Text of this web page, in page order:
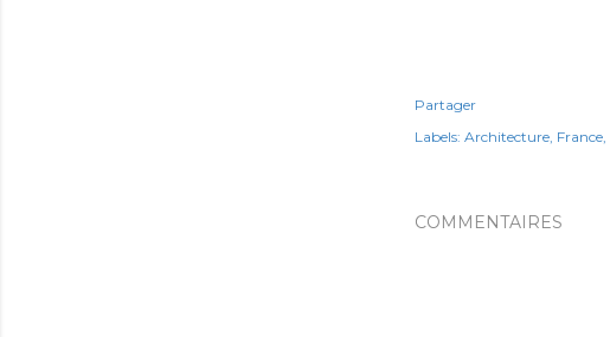
Partager
Labels: Architecture France
COMMENTAIRES